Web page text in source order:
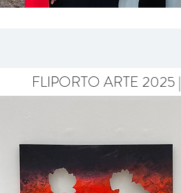
FLIPORTO ARTE 2025 |